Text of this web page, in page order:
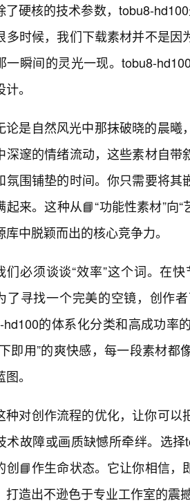
了硬核的技术参数，tobu8-
多时候，我们下载素材并不是
一瞬间的灵光一现。tobu8-
。
论是自然风光中那抹破晓的晨
深邃的情绪流动，这些素材自
氛围铺垫的时间。你只需要将
起来。这种从📘“功能性素材”向
库中脱颖而出的核心竞争力。
们必须谈谈“效率”这个词。在
了寻找一个完美的空镜，创作
hd100的体系化分类和高成功率
即用”的爽快感，每一段素材
。
种对创作流程的优化，让你可以
术故障或画质缺憾所牵绊。选
创📘作生命状态。它让你相信
打造出不逊色于专业工作室的震